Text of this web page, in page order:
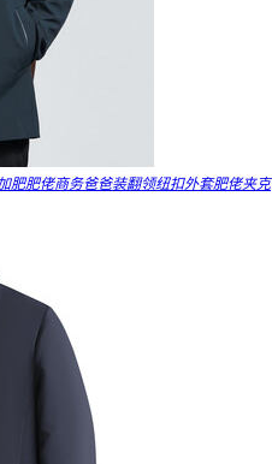
肥肥佬商务爸爸装翻领纽扣外套肥佬夹克